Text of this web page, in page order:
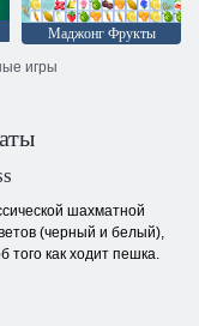
Маджонг Фрукты
игры
шахматной
(черный и белый),
того как ходит пешка.